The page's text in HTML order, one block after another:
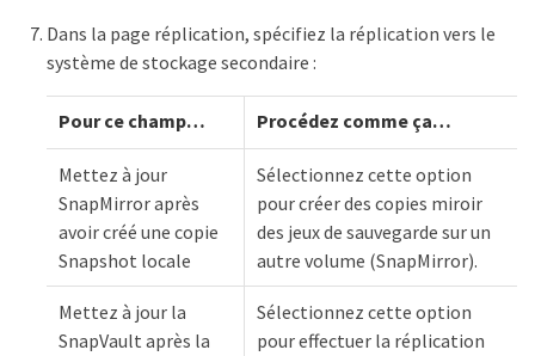
Dans la page réplication, spécifiez la réplication vers le
système de stockage secondaire :
Pour ce champ…​ Procédez comme ça…​
Mettez à jour
SnapMirror après
avoir créé une copie
Snapshot locale
Sélectionnez cette option
pour créer des copies miroir
des jeux de sauvegarde sur un
autre volume (SnapMirror).
Mettez à jour la
SnapVault après la
Sélectionnez cette option
pour effectuer la réplication